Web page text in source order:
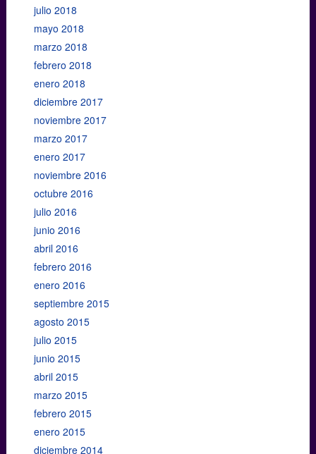
julio 2018
mayo 2018
marzo 2018
febrero 2018
enero 2018
diciembre 2017
noviembre 2017
marzo 2017
enero 2017
noviembre 2016
octubre 2016
julio 2016
junio 2016
abril 2016
febrero 2016
enero 2016
septiembre 2015
agosto 2015
julio 2015
junio 2015
abril 2015
marzo 2015
febrero 2015
enero 2015
diciembre 2014